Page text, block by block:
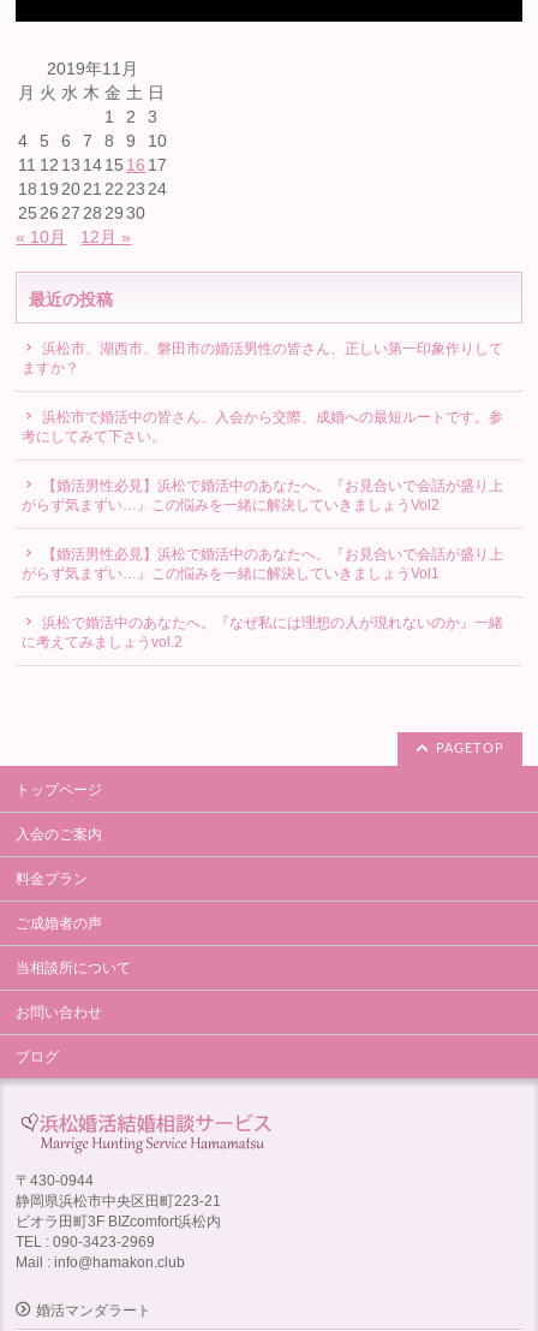
2019年11月
月 火 水 木 金 土 日
1
2
3
4
5 6 7 8 9
10
11 12 13 1415 16 17
18 19 2021 22 23 24
25 26 27 28 29 30
« 10月
12月 »
最近の投稿
浜松市、湖西市、磐田市の婚活男性の皆さん、正しい第一印象作りして
ますか？
浜松市で婚活中の皆さん、入会から交際、成婚への最短ルートです。参
考にしてみて下さい。
【婚活男性必見】浜松で婚活中のあなたへ。『お見合いで会話が盛り上
がらず気まずい…』この悩みを一緒に解決していきましょうVol2
【婚活男性必見】浜松で婚活中のあなたへ。『お見合いで会話が盛り上
がらず気まずい…』この悩みを一緒に解決していきましょうVol1
浜松で婚活中のあなたへ。『なぜ私には理想の人が現れないのか』一緒
に考えてみましょうvol.2
PAGETOP
トップページ
入会のご案内
料金プラン
ご成婚者の声
当相談所について
お問い合わせ
ブログ
〒430-0944
静岡県浜松市中央区田町223-21
ビオラ田町3F BIZcomfort浜松内
TEL : 090-3423-2969
Mail : info@hamakon.club
婚活マンダラート